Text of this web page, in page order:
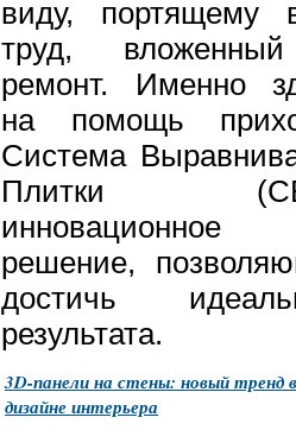
виду, портящему
труд,
ремонт. Именно
на помощь
Система
Плитки
инновационное
решение,
достичь
результата.
3D-панели на стены: новый тренд в
дизайне интерьера